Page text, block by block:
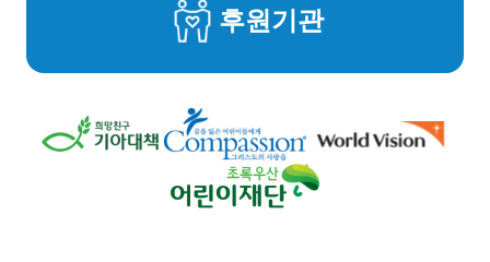
후원기관